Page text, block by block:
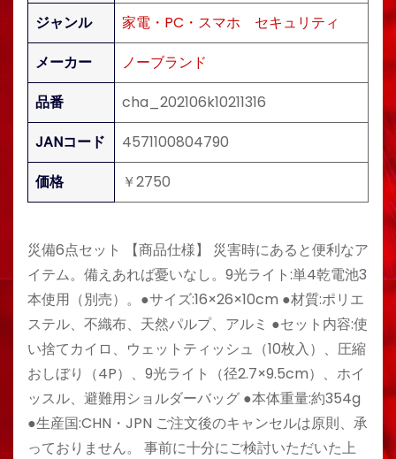
ジャンル
家電・PC・スマホ
セキュリティ
メーカー
ノーブランド
品番
cha_202106k10211316
JANコード
4571100804790
価格
￥2750
災備6点セット 【商品仕様】 災害時にあると便利なア
イテム。備えあれば憂いなし。9光ライト:単4乾電池3
本使用（別売）。●サイズ:16×26×10cm ●材質:ポリエ
ステル、不織布、天然パルプ、アルミ ●セット内容:使
い捨てカイロ、ウェットティッシュ（10枚入）、圧縮
おしぼり（4P）、9光ライト（径2.7×9.5cm）、ホイ
ッスル、避難用ショルダーバッグ ●本体重量:約354g
●生産国:CHN・JPN ご注文後のキャンセルは原則、承
っておりません。 事前に十分にご検討いただいた上